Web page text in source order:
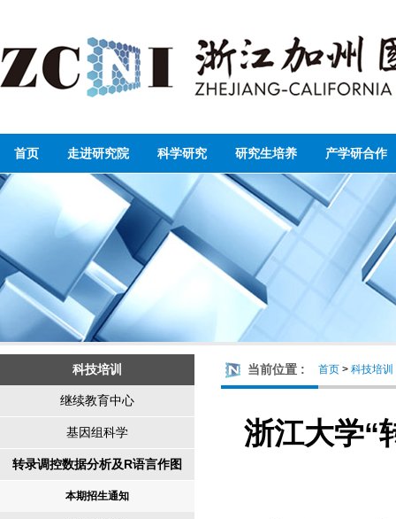
首页 走进研究院 科学研究 研究生培养 产学研合作
科技培训
继续教育中心
基因组科学
转录调控数据分析及R语言作图
本期招生通知
当前位置 : 首页 > 科技培训
浙江大学“